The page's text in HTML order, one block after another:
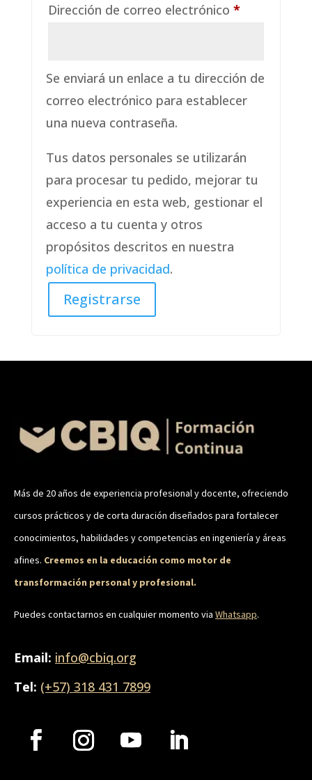
Dirección de correo electrónico *Obligatorio
Se enviará un enlace a tu dirección de
correo electrónico para establecer
una nueva contraseña.
Tus datos personales se utilizarán
para procesar tu pedido, mejorar tu
experiencia en esta web, gestionar el
acceso a tu cuenta y otros
propósitos descritos en nuestra
política de privacidad.
Registrarse
Más de 20 años de experiencia profesional y docente, ofreciendo
cursos prácticos y de corta duración diseñados para fortalecer
conocimientos, habilidades y competencias en ingeniería y áreas
afines. Creemos en la educación como motor de
transformación personal y profesional.
Puedes contactarnos en cualquier momento via Whatsapp.
Email: info@cbiq.org
Tel: (+57) 318 431 7899